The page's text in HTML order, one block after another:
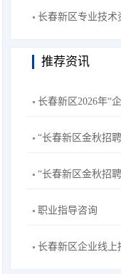
推荐资讯
职业指导咨询